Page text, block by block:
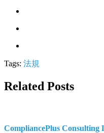
Tags: 法規
Related Posts
CompliancePlus